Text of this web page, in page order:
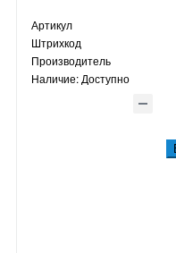
Артикул
Штрихкод
Производитель
Наличие: Доступно